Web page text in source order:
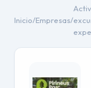
Inicio/Empresas/